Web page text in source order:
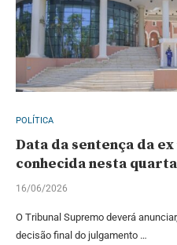
POLÍTICA
Data da sentença da
conhecida nesta
16/06/2026
O Tribunal Supremo deverá
decisão final do julgamento …